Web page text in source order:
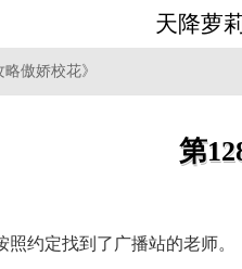
天降萝
傲娇校花》
第
约定找到了广播站的老师。